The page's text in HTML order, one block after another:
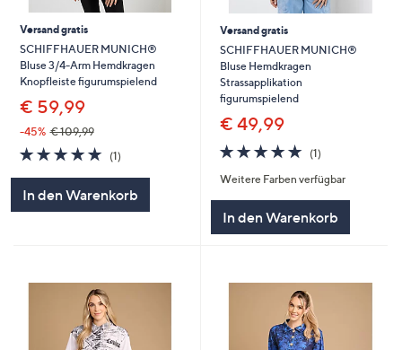
diese
anzuzeigen.
Versand gratis
SCHIFFHAUER MUNICH®
Bluse 3/4-Arm Hemdkragen
Knopfleiste figurumspielend
€ 59,99
-45% € 109,99
5.0
von
(1)1
In den Warenkorb
Versand gratis
SCHIFFHAUER MUNICH®
Bluse Hemdkragen
Strassapplikation
figurumspielend
€ 49,99
5.0
von
5
(1)1
Weitere Farben verfügbar
In den Warenkorb